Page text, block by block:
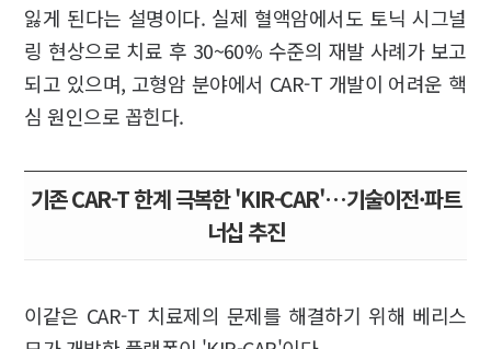
잃게 된다는 설명이다. 실제 혈액암에서도 토닉 시그널
링 현상으로 치료 후 30~60% 수준의 재발 사례가 보고
되고 있으며, 고형암 분야에서 CAR-T 개발이 어려운 핵
심 원인으로 꼽힌다.
기존 CAR-T 한계 극복한 'KIR-CAR'…기술이전·파트
너십 추진
이같은 CAR-T 치료제의 문제를 해결하기 위해 베리스